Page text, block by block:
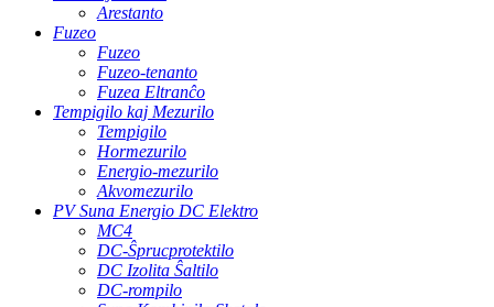
Arestanto
Fuzeo
Fuzeo
Fuzeo-tenanto
Fuzea Eltranĉo
Tempigilo kaj Mezurilo
Tempigilo
Hormezurilo
Energio-mezurilo
Akvomezurilo
PV Suna Energio DC Elektro
MC4
DC-Ŝprucprotektilo
DC Izolita Ŝaltilo
DC-rompilo